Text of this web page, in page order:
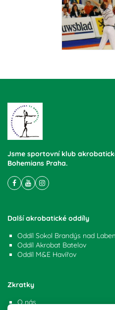
Jsme sportovní klub
Bohemians Praha.
Další akrobatické oddíly
Oddíl Sokol Brandýs nad
Oddíl Akrobat Batelov
Oddíl M&E Havířov
Zkratky
O nás